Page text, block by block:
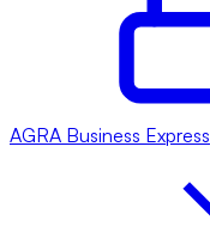
AGRA Business Express